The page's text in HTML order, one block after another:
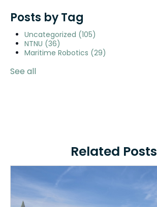
Posts by Tag
Uncategorized (105)
NTNU (36)
Maritime Robotics (29)
See all
Related Posts